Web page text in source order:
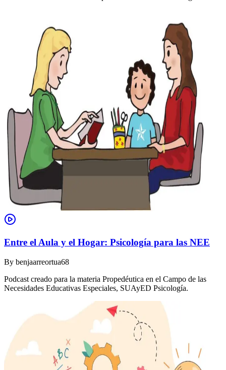
Entre el Aula y el Hogar: Psicología para las NEE
By benjaarreortua68
Podcast creado para la materia Propedéutica en el Campo de las
Necesidades Educativas Especiales, SUAyED Psicología.